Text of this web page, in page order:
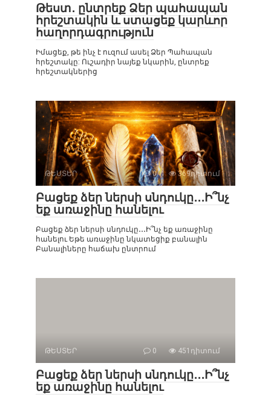
Թեստ․ ընտրեք Ձեր պահապան
հրեշտակին և ստացեք կարևոր
հաղորդագրություն
Իմացեք, թե ինչ է ուզում ասել Ձեր Պահապան
հրեշտակը: Ուշադիր նայեք նկարին, ընտրեք
հրեշտակներից
ԹԵՍՏԵՐ 0 369դիտում
Բացեք ձեր ներսի սնդուկը․․․Ի՞նչ
եք առաջինը հանելու
Բացեք ձեր ներսի սնդուկը․․․Ի՞նչ եք առաջինը
հանելու Եթե ​​առաջինը նկատեցիք բանալին
Բանալիները հաճախ ընտրում
ԹԵՍՏԵՐ 0 451դիտում
Բացեք ձեր ներսի սնդուկը․․․Ի՞նչ
եք առաջինը հանելու